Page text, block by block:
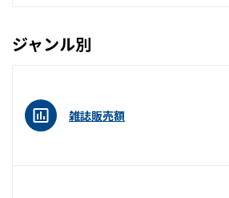
ジャンル別
雑誌販売額